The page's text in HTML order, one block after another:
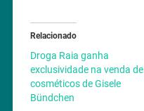
Relacionado
Droga Raia ganha
exclusividade na venda de
cosméticos de Gisele
Bündchen